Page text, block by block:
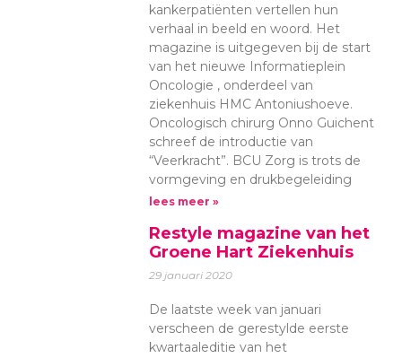
kankerpatiënten vertellen hun
verhaal in beeld en woord. Het
magazine is uitgegeven bij de start
van het nieuwe Informatieplein
Oncologie , onderdeel van
ziekenhuis HMC Antoniushoeve.
Oncologisch chirurg Onno Guichent
schreef de introductie van
“Veerkracht”. BCU Zorg is trots de
vormgeving en drukbegeleiding
lees meer »
Restyle magazine van het
Groene Hart Ziekenhuis
29 januari 2020
De laatste week van januari
verscheen de gerestylde eerste
kwartaaleditie van het